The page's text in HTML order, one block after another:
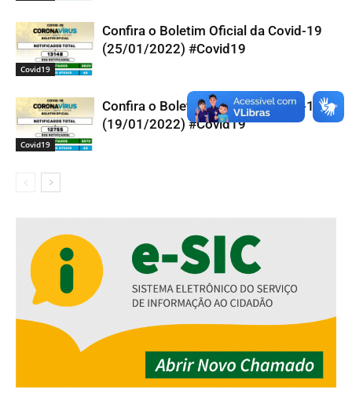
Covid19
Confira o Boletim Oficial da Covid-19
(25/01/2022) #Covid19
Covid19
Confira o Boletim Oficial da Covid-19
(19/01/2022) #Covid19